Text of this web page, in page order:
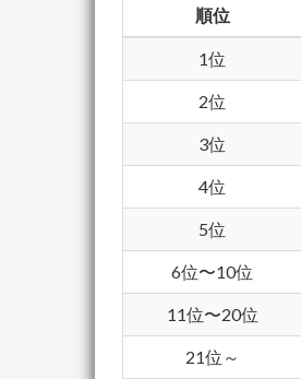
順位
1位
2位
3位
4位
5位
6位〜10位
11位〜20位
21位～